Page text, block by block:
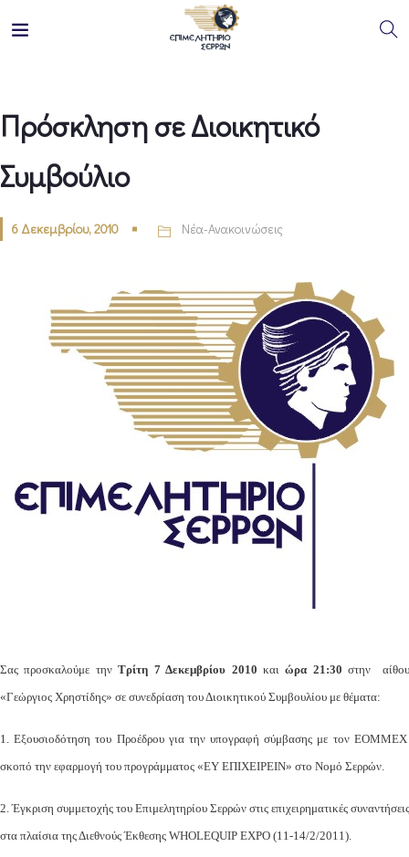
Πρόσκληση σε Διοικητικό
Συμβούλιο
6 Δεκεμβρίου, 2010 Νέα-Ανακοινώσεις
Σας προσκαλούμε τηνΤρίτη 7 Δεκεμβρίου 2010 καιώρα 21:30στην
«Γεώργιος Χρηστίδης» σε συνεδρίαση του Διοικητικού Συμβουλίου με θέματα:
1. Εξουσιοδότηση του Προέδρου για την υπογραφή σύμβασης με τον ΕΟΜΜΕΧ
σκοπό την εφαρμογή του προγράμματος «ΕΥ ΕΠΙΧΕΙΡEIΝ» στο Νομό Σερρών.
2. Έγκριση συμμετοχής του Επιμελητηρίου Σερρών στις επιχειρηματικές
στα πλαίσια της Διεθνούς Έκθεσης WHOLEQUIP EXPO (11-14/2/2011).